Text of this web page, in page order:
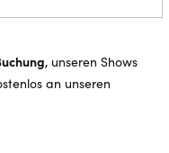
, unseren Shows
an unseren